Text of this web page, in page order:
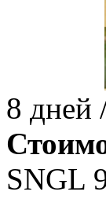
8 дней
SNGL